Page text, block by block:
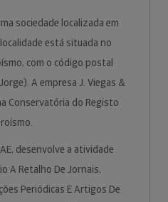
sociedade localizada em
está situada no
com o código postal
A empresa J. Viegas &
Conservatória do Registo
desenvolve a atividade
A Retalho De Jornais,
Periódicas E Artigos De